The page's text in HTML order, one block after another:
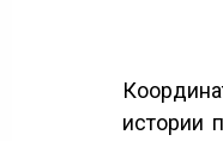
истории